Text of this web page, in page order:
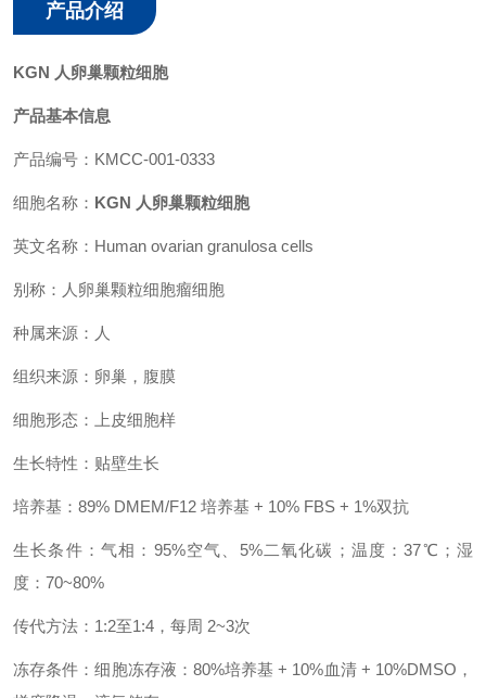
产品介绍
KGN 人卵巢颗粒细胞
产品基本信息
产品编号：KMCC-001-0333
细胞名称： KGN 人卵巢颗粒细胞
英文名称：Human ovarian granulosa cells
别称：人卵巢颗粒细胞瘤细胞
种属来源：人
组织来源：卵巢，腹膜
细胞形态：上皮细胞样
生长特性：贴壁生长
培养基：89% DMEM/F12 培养基 + 10% FBS + 1%双抗
生长条件：气相：95%空气、5%二氧化碳；温度：37℃；湿
度：70~80%
传代方法：1:2至1:4，每周 2~3次
冻存条件：细胞冻存液：80%培养基 + 10%血清 + 10%DMSO，